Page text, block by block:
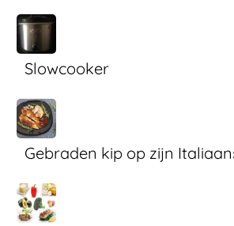
Slowcooker
Gebraden kip op zijn